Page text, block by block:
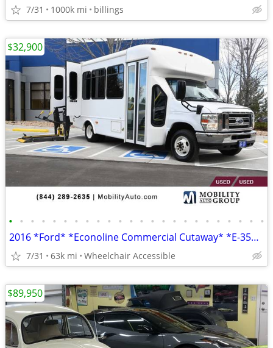
7/31 1000k mi billings
• • • • • • • • • • • • • • • • • • • • • • • •
2016 *Ford* *Econoline Commercial Cutaway* *E-350 SD Mo
7/31 63k mi Wheelchair Accessible
$32,900
$89,950